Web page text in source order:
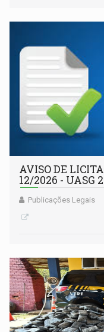
AVISO DE
12/2026 - UASG
Publicações Legais